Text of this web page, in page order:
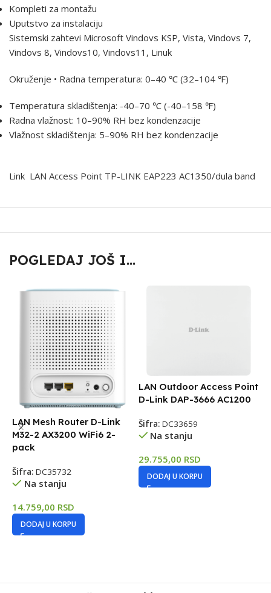
Kompleti za montažu
Uputstvo za instalaciju
Sistemski zahtevi Microsoft Vindovs KSP, Vista, Vindovs 7,
Vindovs 8, Vindovs10, Vindovs11, Linuk
Okruženje • Radna temperatura: 0–40 ℃ (32–104 ℉)
Temperatura skladištenja: -40–70 ℃ (-40–158 ℉)
Radna vlažnost: 10–90% RH bez kondenzacije
Vlažnost skladištenja: 5–90% RH bez kondenzacije
Link LAN Access Point TP-LINK EAP223 AC1350/dula band
POGLEDAJ JOŠ I...
LAN Mesh Router D-Link
M32-2 AX3200 WiFi6 2-
pack
Šifra: DC35732
Na stanju
14.759,00 RSD
DODAJ U KORPU
LAN Outdoor Access Point
D-Link DAP-3666 AC1200
Šifra: DC33659
Na stanju
29.755,00 RSD
DODAJ U KORPU